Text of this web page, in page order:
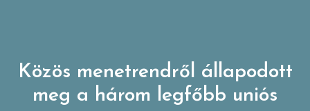
Közös menetrendről állapodott
meg a három legfőbb uniós